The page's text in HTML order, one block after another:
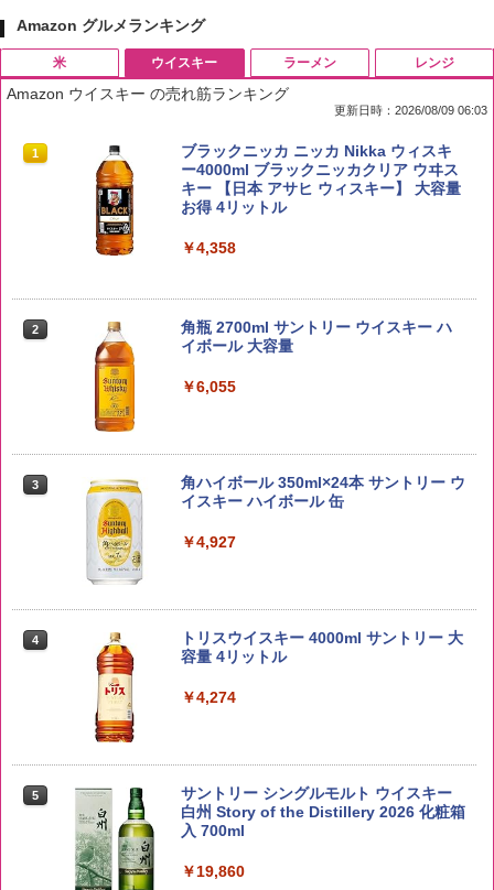
Amazon グルメランキング
米
1 by Amazon 国産ブレンド米 精米 5kg
￥2,650
野沢農産 無洗米 青い流るる コシヒカリ
5kg 長野県産 令和7年産
【在庫処分価格】ももたろう印 無洗米 5
kg 業務用 お米マイスターブレンド
新潟ケンベイ【精米】新潟県産にじのき
らめき 5kg 令和7年産
by Amazon あきたこまちブレンド 無洗
米 5kg
￥3,396
ウイスキー
Amazon ウイスキー の売れ筋ランキング
更新日時：2026/08/09 06:03
1
ブラックニッカ ニッカ Nikka ウィスキ
ー4000ml ブラックニッカクリア ウヰス
キー 【日本 アサヒ ウィスキー】 大容量
お得 4リットル
￥4,358
2
角瓶 2700ml サントリー ウイスキー ハ
イボール 大容量
￥6,055
3
角ハイボール 350ml×24本 サントリー ウ
イスキー ハイボール 缶
￥4,927
4
トリスウイスキー 4000ml サントリー 大
容量 4リットル
￥4,274
5
サントリー シングルモルト ウイスキー
白州 Story of the Distillery 2026 化粧箱
入 700ml
￥19,860
ラーメン レンジ